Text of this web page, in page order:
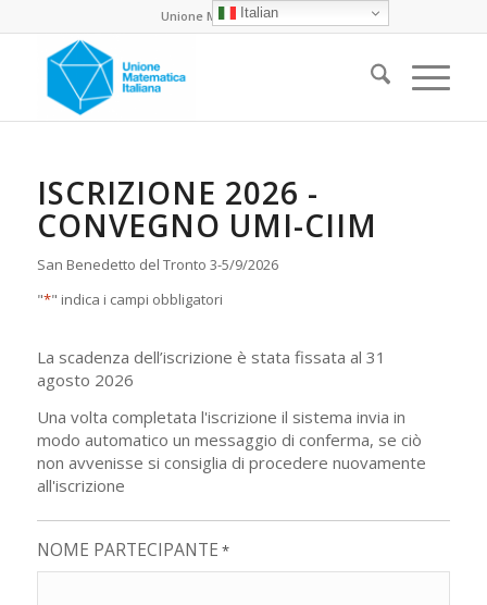
Unione Matematica Italiana
ISCRIZIONE 2026 -
CONVEGNO UMI-CIIM
San Benedetto del Tronto 3-5/9/2026
"*" indica i campi obbligatori
La scadenza dell’iscrizione è stata fissata al 31
agosto 2026
Una volta completata l'iscrizione il sistema invia in
modo automatico un messaggio di conferma, se ciò
non avvenisse si consiglia di procedere nuovamente
all'iscrizione
NOME PARTECIPANTE *
Italian